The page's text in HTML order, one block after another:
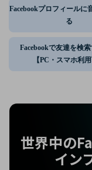
Facebookプロフィールに
る
Facebookで友達を検
【PC・スマホ利用
世界中の
イン